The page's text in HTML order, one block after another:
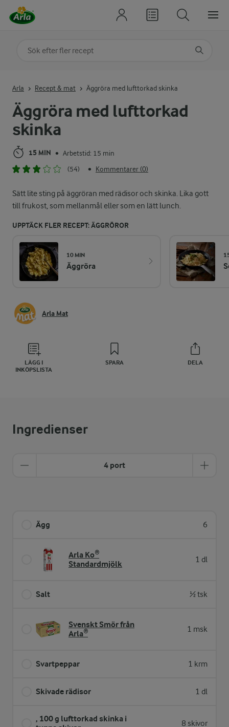
Äggröra med lufttorkad
skinka
15 MIN • Arbetstid: 15 min
(54)
• Kommentarer (0)
Sätt lite sting på äggröran med rädisor och skinka. Lika gott
till frukost, som mellanmål eller som en lätt lunch.
UPPTÄCK FLER RECEPT: ÄGGRÖROR
10 MIN
Äggröra
Arla Mat
LÄGG I
INKÖPSLISTA
SPARA DELA
Arla Recept & mat Äggröra med lufttorkad skinka
Ingredienser
4 port
Ägg 6
Arla Ko®
Standardmjölk
1 dl
Salt ½ tsk
Svenskt Smör från
Arla®
1 msk
Svartpeppar 1 krm
Skivade rädisor 1 dl
, 100 g lufttorkad skinka i
8 skivor
Sök på kategori eller ingrediens